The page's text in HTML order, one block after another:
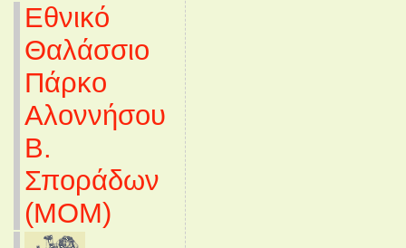
Εθνικό
Θαλάσσιο
Πάρκο
Αλοννήσου
Β.
Σποράδων
(MOM)